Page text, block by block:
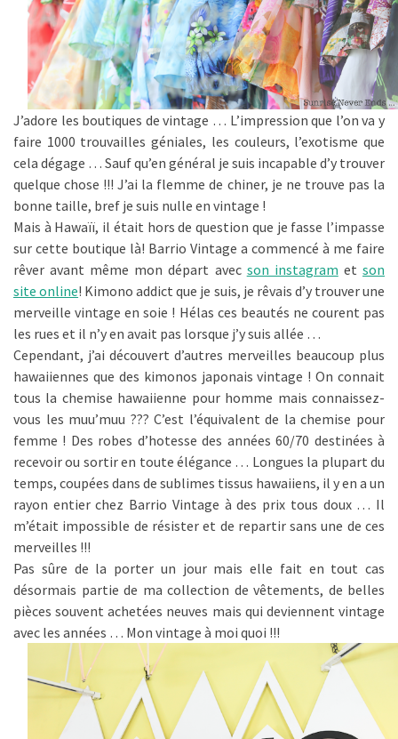
J’adore les boutiques de vintage … L’impression que l’on va y
faire 1000 trouvailles géniales, les couleurs, l’exotisme que
cela dégage … Sauf qu’en général je suis incapable d’y trouver
quelque chose !!! J’ai la flemme de chiner, je ne trouve pas la
bonne taille, bref je suis nulle en vintage !
Mais à Hawaïï, il était hors de question que je fasse l’impasse
sur cette boutique là! Barrio Vintage a commencé à me faire
rêver avant même mon départ avec son instagram etson
site online! Kimono addict que je suis, je rêvais d’y trouver une
merveille vintage en soie ! Hélas ces beautés ne courent pas
les rues et il n’y en avait pas lorsque j’y suis allée …
Cependant, j’ai découvert d’autres merveilles beaucoup plus
hawaiiennes que des kimonos japonais vintage ! On connait
tous la chemise hawaiienne pour homme mais connaissez-
vous les muu’muu ??? C’est l’équivalent de la chemise pour
femme ! Des robes d’hotesse des années 60/70 destinées à
recevoir ou sortir en toute élégance … Longues la plupart du
temps, coupées dans de sublimes tissus hawaiiens, il y en a un
rayon entier chez Barrio Vintage à des prix tous doux … Il
m’était impossible de résister et de repartir sans une de ces
merveilles !!!
Pas sûre de la porter un jour mais elle fait en tout cas
désormais partie de ma collection de vêtements, de belles
pièces souvent achetées neuves mais qui deviennent vintage
avec les années … Mon vintage à moi quoi !!!